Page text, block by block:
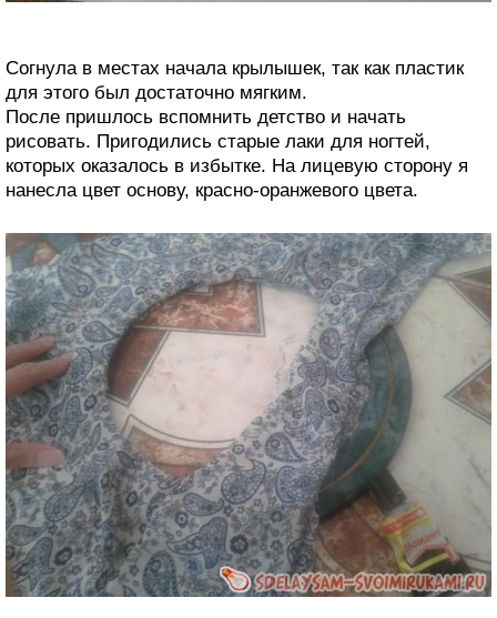
Согнула в местах начала крылышек, так как пластик
для этого был достаточно мягким.
После пришлось вспомнить детство и начать
рисовать. Пригодились старые лаки для ногтей,
которых оказалось в избытке. На лицевую сторону я
нанесла цвет основу, красно-оранжевого цвета.